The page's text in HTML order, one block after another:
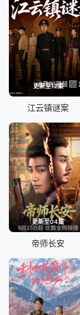
更新至12集
江云镇谜案
更新至04集
帝师长安